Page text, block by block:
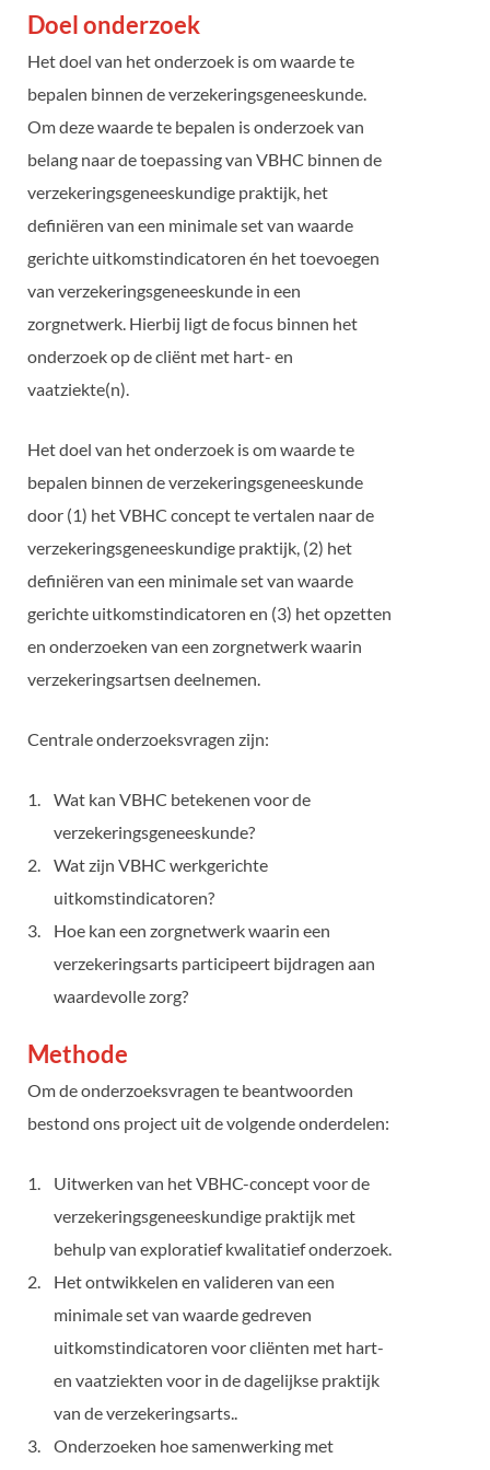
Doel onderzoek
Het doel van het onderzoek is om waarde te
bepalen binnen de verzekeringsgeneeskunde.
Om deze waarde te bepalen is onderzoek van
belang naar de toepassing van VBHC binnen de
verzekeringsgeneeskundige praktijk, het
definiëren van een minimale set van waarde
gerichte uitkomstindicatoren én het toevoegen
van verzekeringsgeneeskunde in een
zorgnetwerk. Hierbij ligt de focus binnen het
onderzoek op de cliënt met hart- en
vaatziekte(n).
Het doel van het onderzoek is om waarde te
bepalen binnen de verzekeringsgeneeskunde
door (1) het VBHC concept te vertalen naar de
verzekeringsgeneeskundige praktijk, (2) het
definiëren van een minimale set van waarde
gerichte uitkomstindicatoren en (3) het opzetten
en onderzoeken van een zorgnetwerk waarin
verzekeringsartsen deelnemen.
Centrale onderzoeksvragen zijn:
Wat kan VBHC betekenen voor de
verzekeringsgeneeskunde?
Wat zijn VBHC werkgerichte
uitkomstindicatoren?
Hoe kan een zorgnetwerk waarin een
verzekeringsarts participeert bijdragen aan
waardevolle zorg?
Methode
Om de onderzoeksvragen te beantwoorden
bestond ons project uit de volgende onderdelen:
Uitwerken van het VBHC-concept voor de
verzekeringsgeneeskundige praktijk met
behulp van exploratief kwalitatief onderzoek.
Het ontwikkelen en valideren van een
minimale set van waarde gedreven
uitkomstindicatoren voor cliënten met hart-
en vaatziekten voor in de dagelijkse praktijk
van de verzekeringsarts..
Onderzoeken hoe samenwerking met